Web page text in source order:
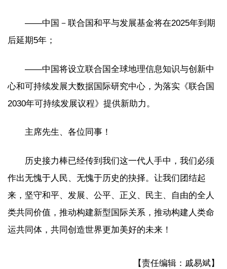
——中国－联合国和平与发展基金将在2025年到期
后延期5年；
——中国将设立联合国全球地理信息知识与创新中
心和可持续发展大数据国际研究中心，为落实《联合国
2030年可持续发展议程》提供新助力。
主席先生、各位同事！
历史接力棒已经传到我们这一代人手中，我们必须
作出无愧于人民、无愧于历史的抉择。让我们团结起
来，坚守和平、发展、公平、正义、民主、自由的全人
类共同价值，推动构建新型国际关系，推动构建人类命
运共同体，共同创造世界更加美好的未来！
【责任编辑：戚易斌】